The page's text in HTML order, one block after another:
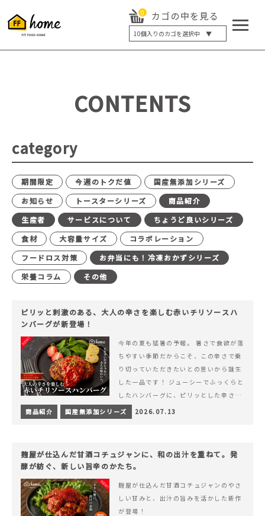
0 カゴの中を見る
10個入りのカゴを選択中 ▼
5個入り
20個入り
最大12%OFF
CONTENTS
category
期間限定 今週のトクだ値
国産無添加シリーズ
お知らせ
トースターシリーズ
商品紹介
生産者
サービスについて
ちょうど良いシリーズ
食材
大容量サイズ
コラボレーション
フードロス対策
お弁当にも！冷凍おかずシリーズ
栄養コラム
その他
ピリッと刺激のある、大人の辛さを楽しむ赤いチリソースハ
ンバーグが新登場！
今年の夏も猛暑の予報。 暑さで食欲が落
ちやすい季節だからこそ、この辛さで乗
り切っていただきたいとの思いから誕生
した一品です！ ジューシーでふっくらと
したハンバーグに、ピリッとした辛さと
コク深い旨みが楽しめる特製チリソース
&hellip; 続きを読む ピリッと刺激のあ
商品紹介 国産無添加シリーズ 2026.07.13
麹屋が仕込んだ甘酒コチュジャンに、和の出汁を重ねて。発
酵が紡ぐ、新しい旨辛のかたち。
麹屋が仕込んだ甘酒コチュジャンのやさ
しい甘みと、出汁の旨みを活かした新作
が登場！